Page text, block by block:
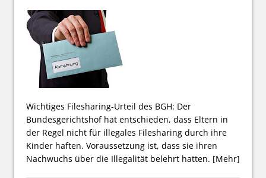
Wichtiges Filesharing-Urteil des BGH: Der
Bundesgerichtshof hat entschieden, dass Eltern in
der Regel nicht für illegales Filesharing durch ihre
Kinder haften. Voraussetzung ist, dass sie ihren
Nachwuchs über die Illegalität belehrt hatten. [Mehr]